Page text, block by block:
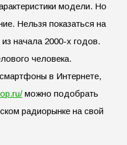
модели. Но
Нельзя показаться на
начала 2000-х годов.
человека.
в Интернете,
можно подобрать
радиорынке на свой